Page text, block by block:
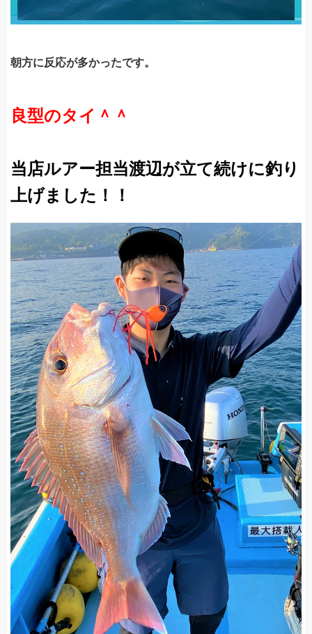
朝方に反応が多かったです。
良型のタイ＾＾
当店ルアー担当渡辺が立て続けに釣り
上げました！！